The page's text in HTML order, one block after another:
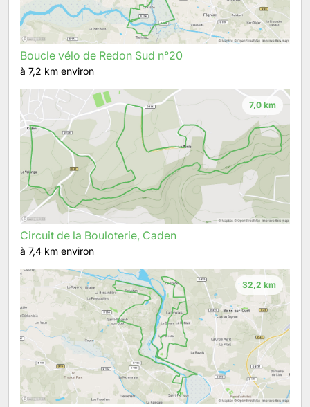
Boucle vélo de Redon Sud n°20
à 7,2 km environ
7,0 km
Circuit de la Bouloterie, Caden
à 7,4 km environ
32,2 km